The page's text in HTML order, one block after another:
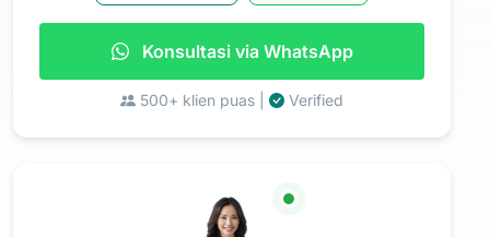
Konsultasi via WhatsApp
500+ klien puas | Verified